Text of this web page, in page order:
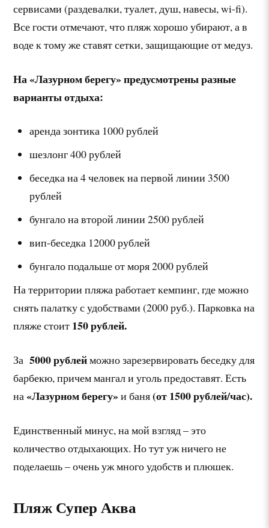
сервисами (раздевалки, туалет, душ, навесы, wi-fi).
Все гости отмечают, что пляж хорошо убирают, а в
воде к тому же ставят сетки, защищающие от медуз.
На «Лазурном берегу» предусмотрены разные
варианты отдыха:
аренда зонтика 1000 рублей
шезлонг 400 рублей
беседка на 4 человек на первой линии 3500
рублей
бунгало на второй линии 2500 рублей
вип-беседка 12000 рублей
бунгало подальше от моря 2000 рублей
На территории пляжа работает кемпинг, где можно
снять палатку с удобствами (2000 руб.). Парковка на
пляже стоит 150 рублей.
За 5000 рублейможно зарезервировать беседку для
барбекю, причем мангал и уголь предоставят. Есть
на«Лазурном берегу»и баня(от 1500 рублей/час).
Единственный минус, на мой взгляд – это
количество отдыхающих. Но тут уж ничего не
поделаешь – очень уж много удобств и плюшек.
Пляж Супер Аква